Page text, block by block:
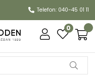
Telefon: 040-45 01 11
0